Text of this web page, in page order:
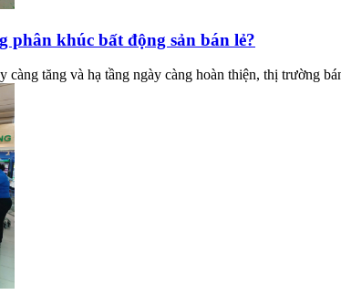
phân khúc bất động sản bán lẻ?
tăng và hạ tầng ngày càng hoàn thiện, thị trường